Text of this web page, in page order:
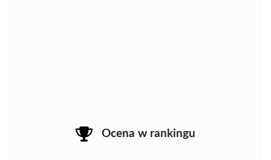
Ocena w rankingu